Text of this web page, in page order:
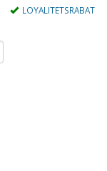
LOYALITETSRABAT